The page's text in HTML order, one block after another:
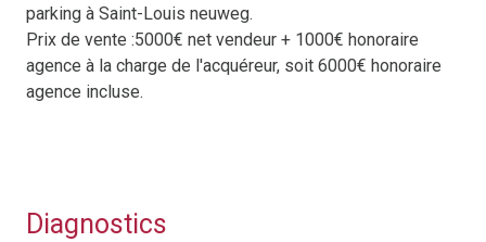
parking à Saint-Louis neuweg.
Prix de vente :5000€ net vendeur + 1000€ honoraire
agence à la charge de l'acquéreur, soit 6000€ honoraire
agence incluse.
Diagnostics